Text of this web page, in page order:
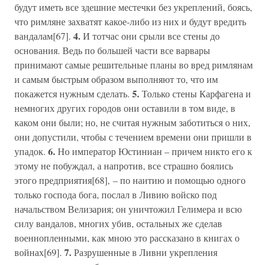
будут иметь все здешние местечки без укреплений, боясь,
что римляне захватят какое-либо из них и будут вредить
вандалам[67]. 4.И тотчас они срыли все стены до
основания. Ведь по большей части все варвары
принимают самые решительные планы во вред римлянам
и самым быстрым образом выполняют то, что им
покажется нужным сделать. 5.Только стены Карфагена и
немногих других городов они оставили в том виде, в
каком они были; но, не считая нужным заботиться о них,
они допустили, чтобы с течением времени они пришли в
упадок. 6.Но император Юстиниан – причем никто его к
этому не побуждал, а напротив, все страшно боялись
этого предприятия[68], – по наитию и помощью одного
только господа бога, послал в Ливию войско под
начальством Велизария; он уничтожил Гелимера и всю
силу вандалов, многих убив, остальных же сделав
военнопленными, как мною это рассказано в книгах о
войнах[69]. 7.Разрушенные в Ливни укрепления